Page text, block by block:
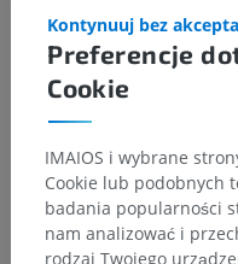
dzwonienia w uszach
dźwięku.
Zawroty głowy:
zaburzeniem funkcji
Zaburzenia
prawidłowej postawy i
upośledzenia
Preferencje
Cookie
Kontynuuj bez
IMAIOS i wybrane
Cookie lub podobnych
badania popularności
nam analizować i
rodzaj Twojego